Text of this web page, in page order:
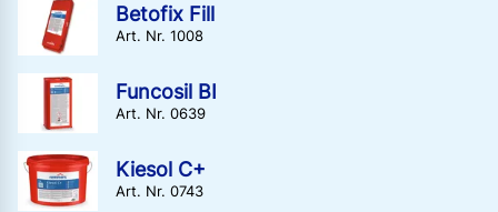
Betofix Fill
Art. Nr. 1008
Funcosil BI
Art. Nr. 0639
Kiesol C+
Art. Nr. 0743